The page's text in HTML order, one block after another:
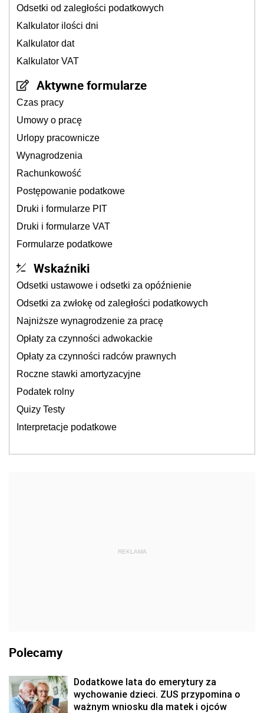
Odsetki od zaległości podatkowych
Kalkulator ilości dni
Kalkulator dat
Kalkulator VAT
Aktywne formularze
Czas pracy
Umowy o pracę
Urlopy pracownicze
Wynagrodzenia
Rachunkowość
Postępowanie podatkowe
Druki i formularze PIT
Druki i formularze VAT
Formularze podatkowe
Wskaźniki
Odsetki ustawowe i odsetki za opóźnienie
Odsetki za zwłokę od zaległości podatkowych
Najniższe wynagrodzenie za pracę
Opłaty za czynności adwokackie
Opłaty za czynności radców prawnych
Roczne stawki amortyzacyjne
Podatek rolny
Quizy Testy
Interpretacje podatkowe
REKLAMA
Polecamy
Dodatkowe lata do emerytury za
wychowanie dzieci. ZUS przypomina o
ważnym wniosku dla matek i ojców